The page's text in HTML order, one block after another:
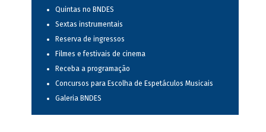
Quintas no BNDES
Sextas instrumentais
Reserva de ingressos
Filmes e festivais de cinema
Receba a programação
Concursos para Escolha de Espetáculos Musicais
Galeria BNDES